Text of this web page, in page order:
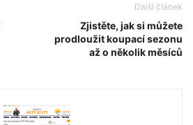
Další článek
Zjistěte, jak si můžete
prodloužit koupací sezonu
až o několik měsíců